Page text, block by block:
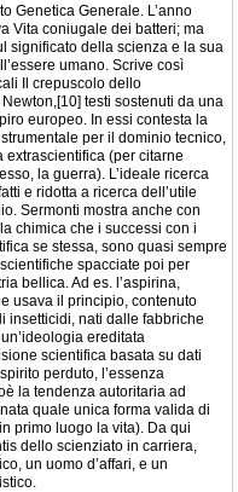
Genetica Generale. L’anno
Vita coniugale dei batteri; ma
significato della scienza e la sua
umano. Scrive così
Il crepuscolo dello
testi sostenuti da una
europeo. In essi contesta la
per il dominio tecnico,
(per citarne
la guerra). L’ideale ricerca
e ridotta a ricerca dell’utile
Sermonti mostra anche con
chimica che i successi con i
se stessa, sono quasi sempre
spacciate poi per
bellica. Ad es. l’aspirina,
usava il principio, contenuto
insetticidi, nati dalle fabbriche
ereditata
scientifica basata su dati
perduto, l’essenza
la tendenza autoritaria ad
quale unica forma valida di
primo luogo la vita). Da qui
dello scienziato in carriera,
un uomo d’affari, e un